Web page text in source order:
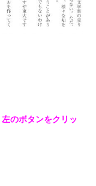
のボタンをクリッ